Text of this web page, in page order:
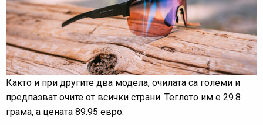
Както и при другите два модела, очилата са големи и
предпазват очите от всички страни. Теглото им е 29.8
грама, а цената 89.95 евро.